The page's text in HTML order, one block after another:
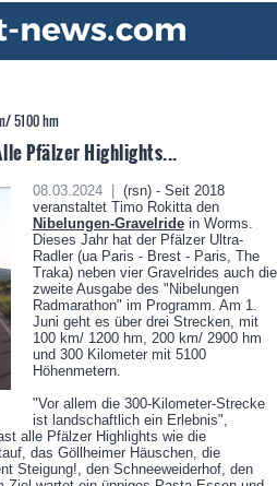
5100 hm
Pfälzer Highlights...
08.03.2024 |
(rsn) - Seit 2018
veranstaltet Timo Rokitta den
Nibelungen-Gravelridein Worms.
Dieses Jahr hat der Pfälzer Ultra-
Radler (ua Paris - Brest - Paris, The
Traka) neben vier Gravelrides auch die
zweite Ausgabe des "Nibelungen
Radmarathon" im Programm. Am 1.
Juni geht es über drei Strecken, mit
100 km/ 1200 hm, 200 km/ 2900 hm
und 300 Kilometer mit 5100
Höhenmetern.
"Vor allem die 300-Kilometer-Strecke
ist landschaftlich ein Erlebnis",
alle Pfälzer Highlights wie die
das Göllheimer Häuschen, die
Steigung!, den Schneeweiderhof, den